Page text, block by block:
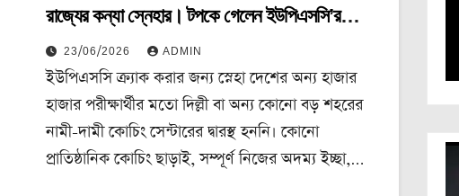
রাজ্যের কন্যা স্নেহার। টপকে গেলেন ইউপিএসসি’র
প্রিলিমিনারি পরীক্ষার প্রাচীর।
23/06/2026 ADMIN
ইউপিএসসি ক্র্যাক করার জন্য স্নেহা দেশের অন্য হাজার
হাজার পরীক্ষার্থীর মতো দিল্লী বা অন্য কোনো বড় শহরের
নামী-দামী কোচিং সেন্টারের দ্বারস্থ হননি। কোনো
প্রাতিষ্ঠানিক কোচিং ছাড়াই, সম্পূর্ণ নিজের অদম্য ইচ্ছা,…